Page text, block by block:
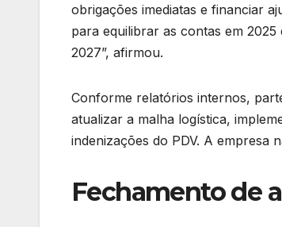
obrigações imediatas e financiar
para equilibrar as contas em
2027”, afirmou.
Conforme relatórios internos,
atualizar a malha logística,
indenizações do PDV. A empresa
Fechamento de